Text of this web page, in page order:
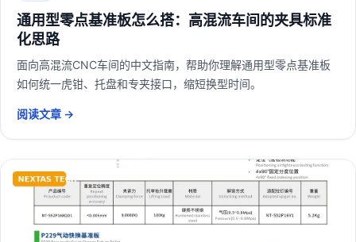
通用型零点基准板怎么搭：高混流车间的夹具标准
化思路
面向高混流CNC车间的中文指南，帮助你理解通用型零点基准板
如何统一虎钳、托盘和专夹接口，缩短换型时间。
阅读文章 →